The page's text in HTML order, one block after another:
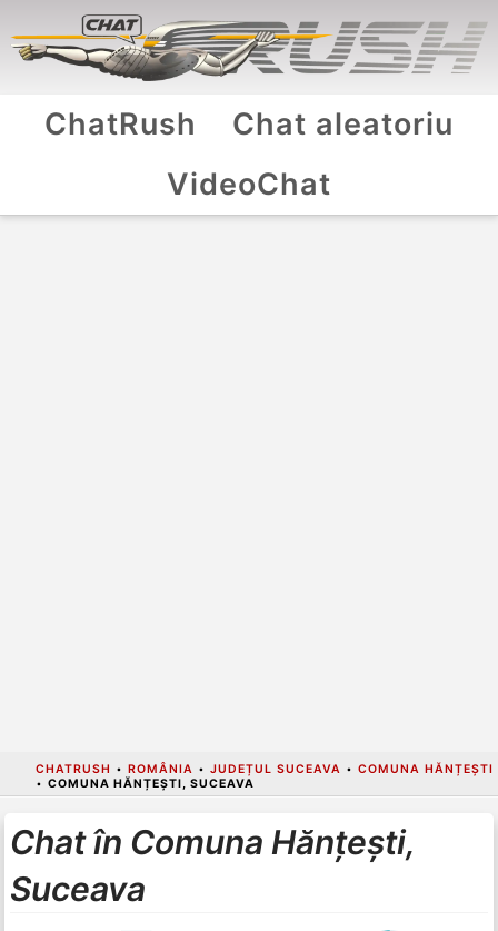
ChatRush
Chat aleatoriu
VideoChat
CHATRUSH • ROMÂNIA • JUDEȚUL SUCEAVA • COMUNA HĂNȚEȘTI
• COMUNA HĂNȚEȘTI, SUCEAVA
Chat în Comuna Hănțești,
Suceava